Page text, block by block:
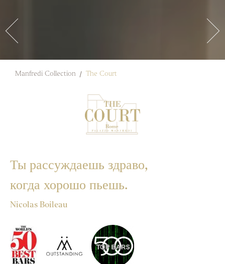
Manfredi Collection The Court
Ты рассуждаешь здраво,
когда хорошо пьешь.
Nicolas Boileau